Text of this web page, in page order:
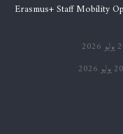
Erasmus+ Staff Mobility
20 يوليو 2026